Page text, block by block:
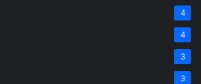
4
4
3
3